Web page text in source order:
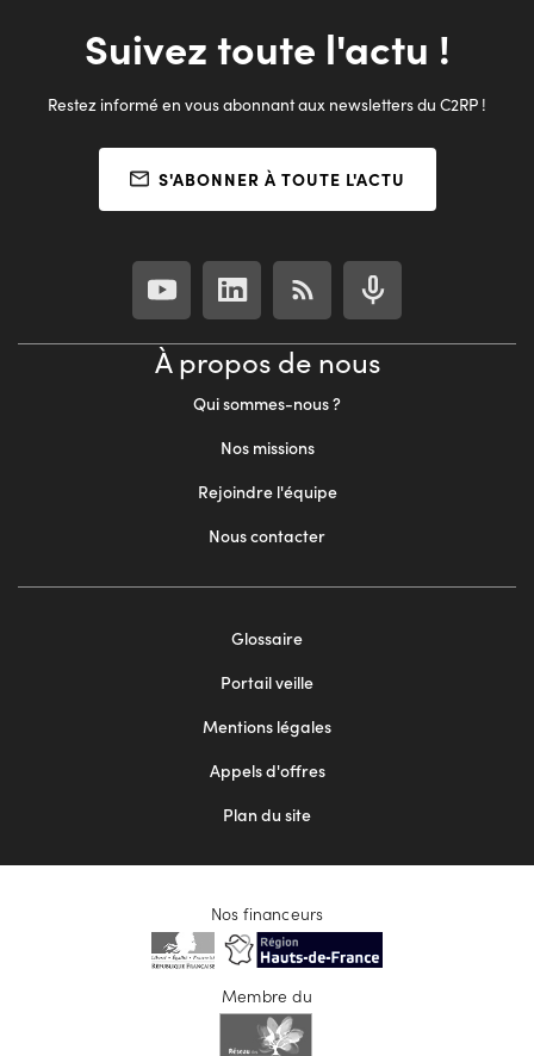
Suivez toute l'actu !
Restez informé en vous abonnant aux newsletters du C2RP !
S'ABONNER À TOUTE L'ACTU
À propos de nous
Qui sommes-nous ?
Nos missions
Rejoindre l'équipe
Nous contacter
Glossaire
Portail veille
Mentions légales
Appels d'offres
Plan du site
Nos financeurs
Membre du